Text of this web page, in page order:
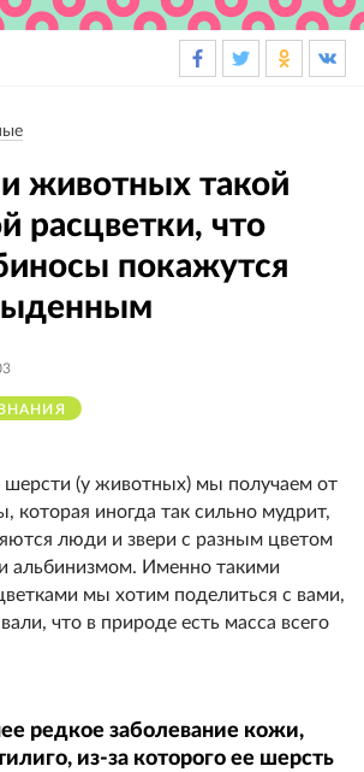
навигация
животных такой
расцветки, что
покажутся
шерсти (у животных) мы получаем от
которая иногда так сильно мудрит,
люди и звери с разным цветом
альбинизмом. Именно такими
мы хотим поделиться с вами,
что в природе есть масса всего
редкое заболевание кожи,
из-за которого ее шерсть